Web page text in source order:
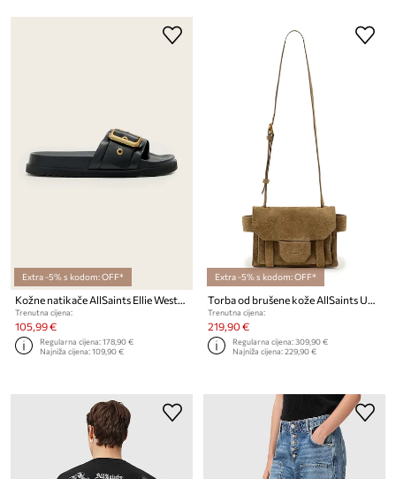
Extra -5% s kodom: OFF*
Trenutna cijena:
105,99 €
Regularna cijena:178,90 €
Najniža cijena:109,90 €
Extra -5% s kodom: OFF*
Trenutna cijena:
219,90 €
Regularna cijena:309,90 €
Najniža cijena:229,90 €